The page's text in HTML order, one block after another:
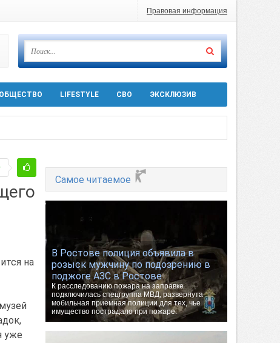
Правовая информация
ОБЩЕСТВО LIFESTYLE СВО ЭКСКЛЮЗИВ
машин
области
5 августа
на
уже
Самое читаемое
В Ростове полиция объявила в
розыск мужчину по подозрению в
поджоге АЗС в Ростове
К расследованию пожара на заправке
подключилась спецгруппа МВД, развернута
мобильная приемная полиции для тех, чье
имущество пострадало при пожаре.